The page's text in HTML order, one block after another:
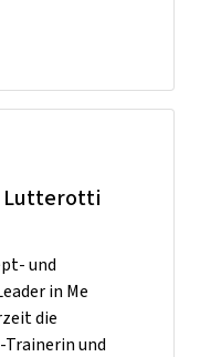
Lutterotti
und
in Me
die
und